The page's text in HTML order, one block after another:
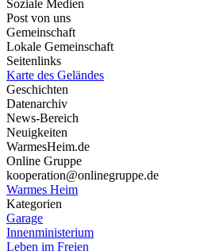
Soziale Medien
Post von uns
Gemeinschaft
Lokale Gemeinschaft
Seitenlinks
Karte des Geländes
Geschichten
Datenarchiv
News-Bereich
Neuigkeiten
WarmesHeim.de
Online Gruppe
kooperation@onlinegruppe.de
Warmes Heim
Kategorien
Garage
Innenministerium
Leben im Freien